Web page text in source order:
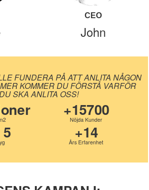
CEO
John
FUNDERA PÅ ATT ANLITA NÅGON
KOMMER DU FÖRSTÅ VARFÖR
DU SKA ANLITA OSS!
+15700
Nöjda Kunder
+14
Års Erfarenhet